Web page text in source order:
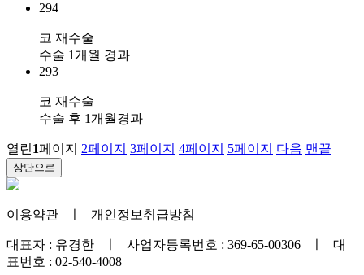
294
코 재수술
수술 1개월 경과
293
코 재수술
수술 후 1개월경과
열린1페이지 2페이지 3페이지 4페이지 5페이지 다음 맨끝
상단으로
이용약관 개인정보취급방침
대표자 : 유경한 ㅣ 사업자등록번호 : 369-65-00306 ㅣ 대
표번호 : 02-540-4008